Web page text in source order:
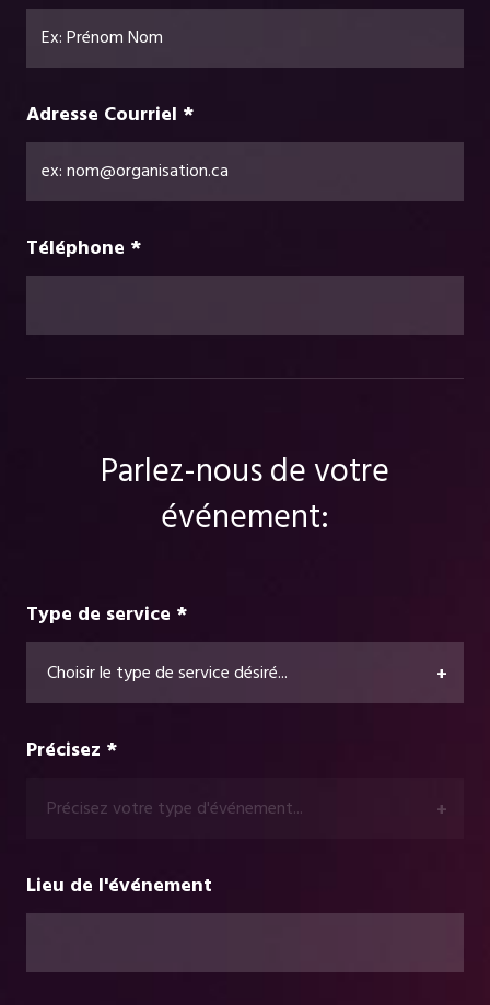
Adresse Courriel *
Téléphone *
Parlez-nous de votre
événement:
Type de service *
+
Choisir le type de service désiré...
Précisez *
+
Précisez votre type d'événement...
Lieu de l'événement